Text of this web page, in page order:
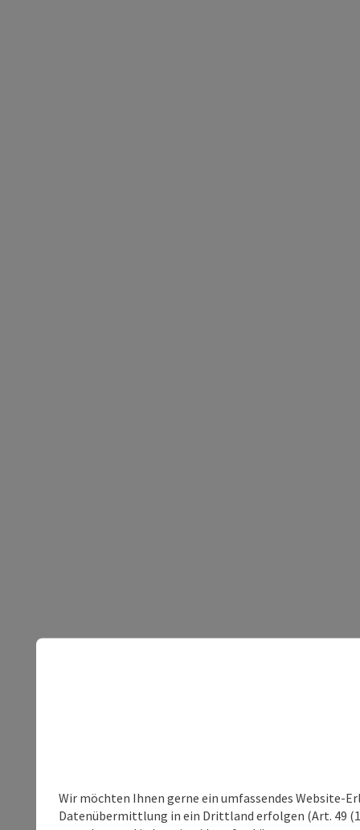
Wir möchten Ihnen gerne ein umfassendes Website-
Datenübermittlung in ein Drittland erfolgen (Art. 49